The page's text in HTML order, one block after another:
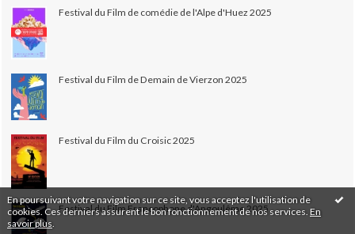
En poursuivant votre navigation sur ce site, vous acceptez l'utilisation de
cookies. Ces derniers assurent le bon fonctionnement de nos services. En
savoir plus
Festival du Film de comédie de l'Alpe d'Huez 2025
Festival du Film de Demain de Vierzon 2025
Festival du Film du Croisic 2025
Festival du Film Francophone d'Angoulême 2025